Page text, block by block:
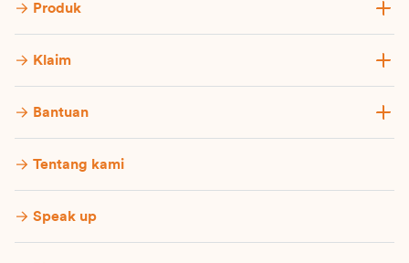
Produk
Klaim
Bantuan
Tentang kami
Speak up